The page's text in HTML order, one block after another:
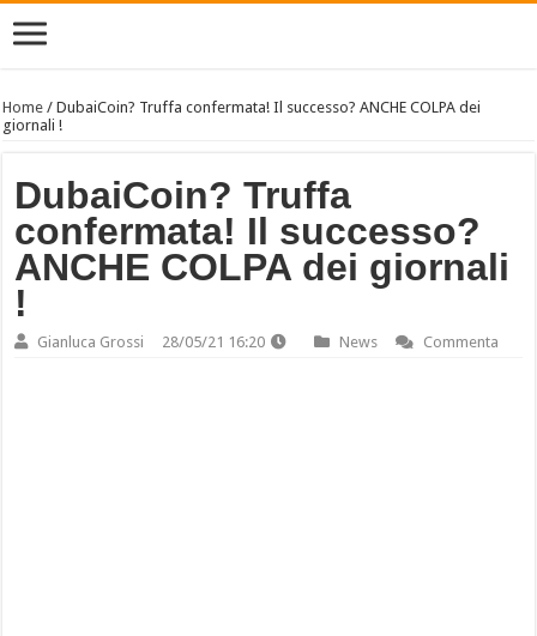
Home /DubaiCoin? Truffa confermata! Il successo? ANCHE COLPA dei
giornali !
DubaiCoin? Truffa
confermata! Il successo?
ANCHE COLPA dei giornali
!
Gianluca Grossi 28/05/21 16:20 News Commenta